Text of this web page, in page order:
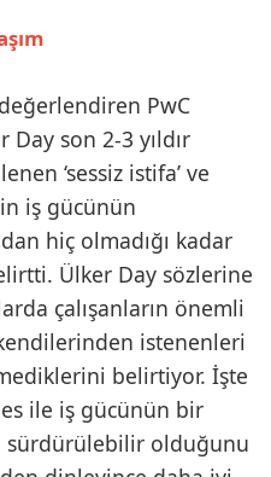
PwC
Day son 2-3 yıldır
‘sessiz istifa’ ve
iş gücünün
hiç olmadığı kadar
Ülker Day sözlerine
çalışanların önemli
istenenleri
belirtiyor. İşte
ile iş gücünün bir
sürdürülebilir olduğunu